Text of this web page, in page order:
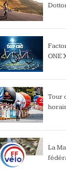
ONE
Tour
La